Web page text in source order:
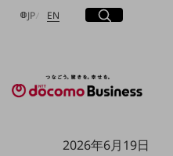
JP日本語
EN Englishサイト内検索
開く
ュー
2026年6月19日